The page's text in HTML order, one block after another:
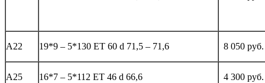
А22 19*9 – 5*130 ET 60 d 71,5 – 71,6 8 050 руб.
А25 16*7 – 5*112 ET 46 d 66,6 4 300 руб.